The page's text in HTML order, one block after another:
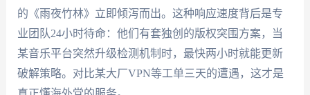
的《雨夜竹林》立即倾泻而出。这种响应速度背后是专
业团队24小时待命：他们有套独创的版权突围方案，当
某音乐平台突然升级检测机制时，最快两小时就能更新
破解策略。对比某大厂VPN等工单三天的遭遇，这才是